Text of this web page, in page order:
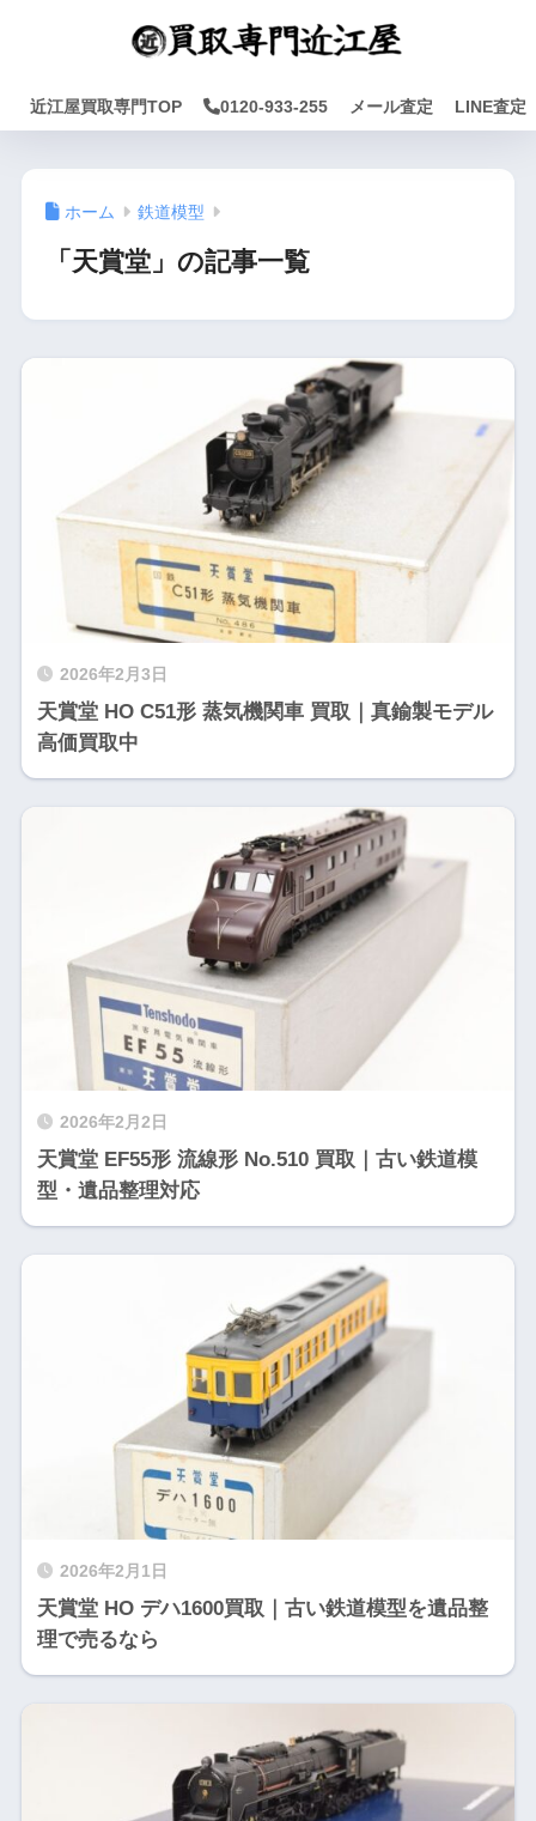
近江屋買取専門TOP 0120-933-255 メール査定 LINE査定
ホーム 鉄道模型
「天賞堂」の記事一覧
2026年2月3日
天賞堂 HO C51形 蒸気機関車 買取｜真鍮製モデル
高価買取中
2026年2月2日
天賞堂 EF55形 流線形 No.510 買取｜古い鉄道模
型・遺品整理対応
2026年2月1日
天賞堂 HO デハ1600買取｜古い鉄道模型を遺品整
理で売るなら